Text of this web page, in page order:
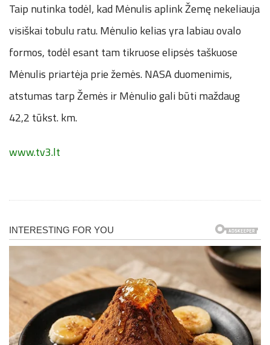
Taip nutinka todėl, kad Mėnulis aplink Žemę nekeliauja
visiškai tobulu ratu. Mėnulio kelias yra labiau ovalo
formos, todėl esant tam tikruose elipsės taškuose
Mėnulis priartėja prie žemės. NASA duomenimis,
atstumas tarp Žemės ir Mėnulio gali būti maždaug
42,2 tūkst. km.
www.tv3.lt